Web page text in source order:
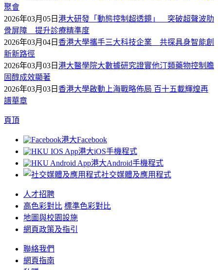
聚會
2026年03月05日 港大研發「動態控制超透鏡」 突破超聲波肋
骨屏障 提升診療精準度
2026年03月04日 香港大學攜手三大科技企業 共探具身智能創
新新路徑
2026年03月03日 港大醫學院大數據研究證實他汀類藥物控制膽
固醇成效顯著
2026年03月03日 香港大學啟動上海戰略佈局 百十五載輝煌再
譜華章
頁頂
港大Facebook
港大iOS手機程式
港大Android手機程式
社交媒體及應用程式
人才招聘
高色彩對比 標準色彩對比
地圖與校園設施
網頁政策及指引
聯絡我們
網頁指南